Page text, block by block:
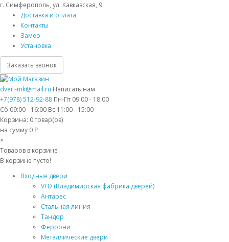
г. Симферополь, ул. Кавказская, 9
Доставка и оплата
Контакты
Замер
Установка
Заказать звонок
dveri-mk@mail.ru Написать нам
+7(978) 512-92-88 Пн-Пт 09:00 - 18:00
Сб 09:00 - 16:00 Вс 11:00 - 15:00
Корзина: 0товар(ов)
на сумму 0 ₽
×
Товаров в корзине
В корзине пусто!
Входные двери
VFD (Владимирская фабрика дверей)
Антарес
Стальная линия
Тандор
Феррони
Металлические двери